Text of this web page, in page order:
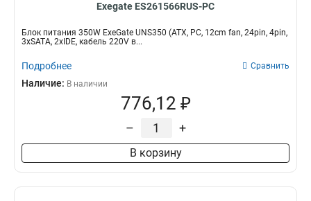
Exegate ES261566RUS-PC
Блок питания 350W ExeGate UNS350 (ATX, PC, 12cm fan, 24pin, 4pin,
3xSATA, 2xIDE, кабель 220V в...
Подробнее Сравнить
Наличие: В наличии
776,12 ₽
– +
В корзину